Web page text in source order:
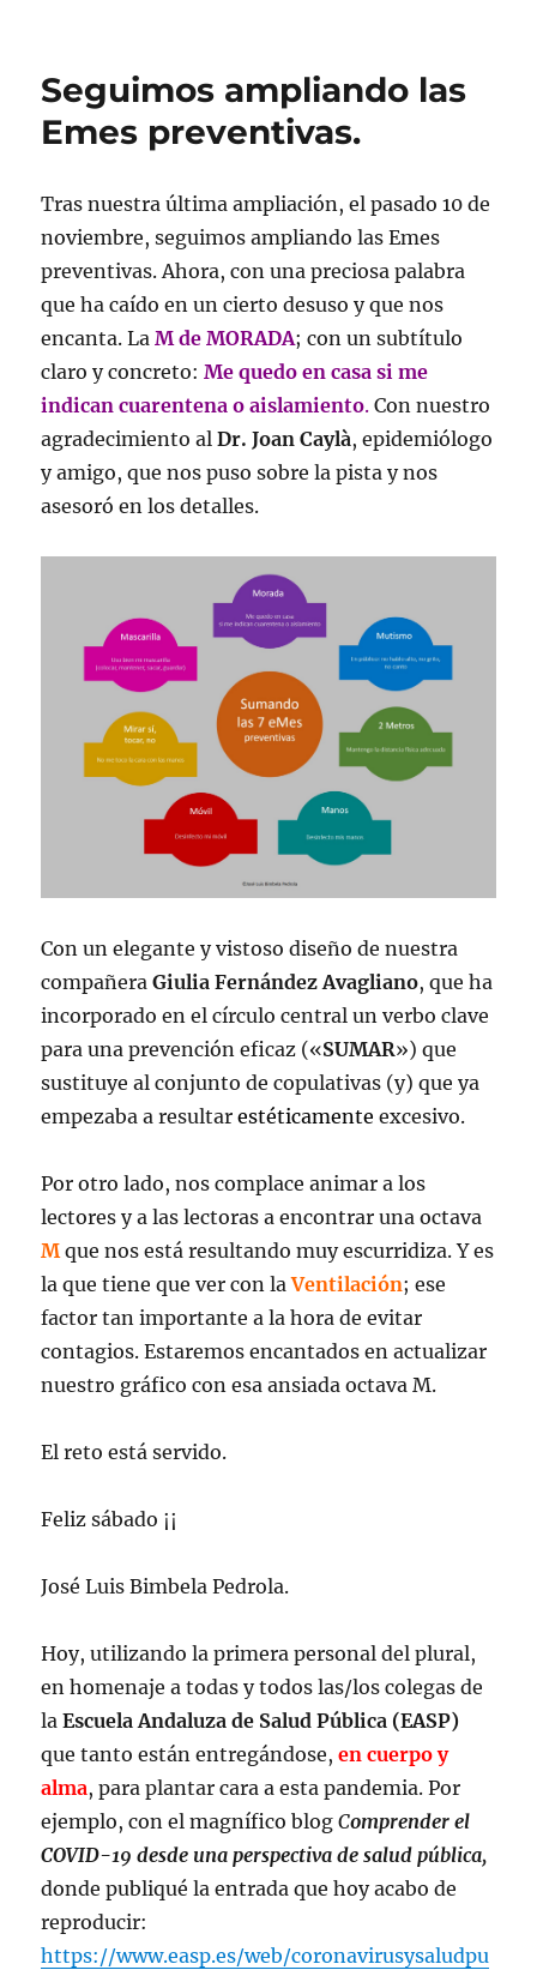
MUNDIAL
Seguimos ampliando las
Emes preventivas.
Tras nuestra última ampliación, el pasado 10 de
noviembre, seguimos ampliando las Emes
preventivas. Ahora, con una preciosa palabra
que ha caído en un cierto desuso y que nos
encanta. LaM de MORADA; con un subtítulo
claro y concreto:Me quedo en casa si me
indican cuarentena o aislamiento. Con nuestro
agradecimiento alDr. Joan Caylà, epidemiólogo
y amigo, que nos puso sobre la pista y nos
asesoró en los detalles.
Con un elegante y vistoso diseño de nuestra
compañeraGiulia Fernández Avagliano, que ha
incorporado en el círculo central un verbo clave
para una prevención eficaz («SUMAR») que
sustituye al conjunto de copulativas (y) que ya
empezaba a resultar estéticamenteexcesivo.
Por otro lado, nos complace animar a los
lectores y a las lectoras a encontrar una octava
M que nos está resultando muy escurridiza. Y es
la que tiene que ver con laVentilación; ese
factor tan importante a la hora de evitar
contagios. Estaremos encantados en actualizar
nuestro gráfico con esa ansiada octava M.
El reto está servido.
Feliz sábado ¡¡
José Luis Bimbela Pedrola.
Hoy, utilizando la primera personal del plural,
en homenaje a todas y todos las/los colegas de
laEscuela Andaluza de Salud Pública (EASP)
que tanto están entregándose,en cuerpo y
alma, para plantar cara a esta pandemia. Por
ejemplo, con el magnífico blogComprender el
COVID-19 desde una perspectiva de salud pública,
donde publiqué la entrada que hoy acabo de
reproducir:
https://www.easp.es/web/coronavirusysaludpu